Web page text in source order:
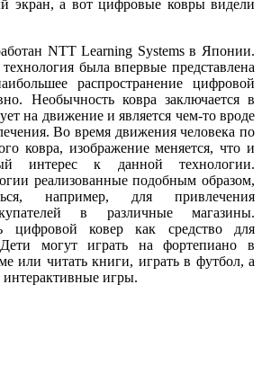
экран, а вот цифровые ковры видели
NTT Learning Systems в Японии.
была впервые представлена
распространение цифровой
Необычность ковра заключается в
на движение и является чем-то вроде
Во время движения человека по
ковра, изображение меняется, что и
интерес к данной технологии.
реализованные подобным образом,
например, для привлечения
в различные магазины.
цифровой ковер как средство для
Дети могут играть на фортепиано в
или читать книги, играть в футбол, а
игры.